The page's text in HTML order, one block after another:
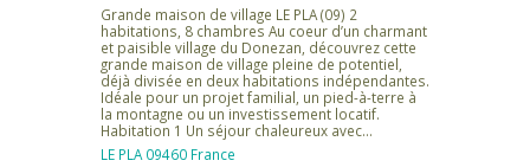
Grande maison de village LE PLA (09) 2
habitations, 8 chambres Au coeur d’un charmant
et paisible village du Donezan, découvrez cette
grande maison de village pleine de potentiel,
déjà divisée en deux habitations indépendantes.
Idéale pour un projet familial, un pied-à-terre à
la montagne ou un investissement locatif.
Habitation 1 Un séjour chaleureux avec…
LE PLA 09460 France